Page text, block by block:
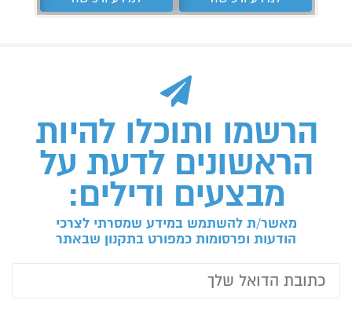
הרשמו ותוכלו להיות
הראשונים לדעת על
מבצעים ודילים:
מאשר/ת להשתמש במידע שמסרתי לצרכי
הודעות ופרסומות כמפורט בתקנון שבאתר